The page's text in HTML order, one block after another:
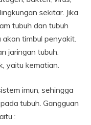
sekitar. Jika
tubuh dan tubuh
timbul penyakit.
jaringan tubuh.
yaitu kematian.
imun, sehingga
tubuh. Gangguan
: